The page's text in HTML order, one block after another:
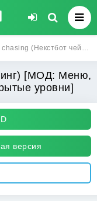
монеты и Открытые уровни] | Взлом Nextbot chasing на Андроид
[МОД: Меню,
уровни]
версия